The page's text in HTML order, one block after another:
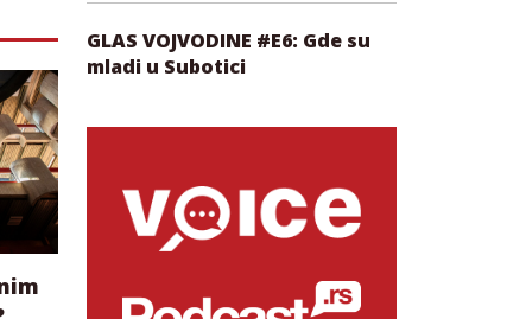
GLAS VOJVODINE #E6: Gde su
mladi u Subotici